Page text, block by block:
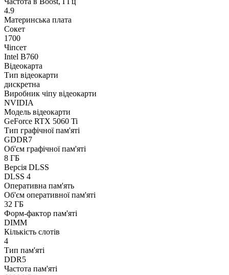
4.9
Материнська плата
Сокет
1700
Чіпсет
Intel B760
Відеокарта
Тип відеокарти
дискретна
Виробник чіпу відеокарти
NVIDIA
Модель відеокарти
GeForce RTX 5060 Ti
Тип графічної пам'яті
GDDR7
Об'єм графічної пам'яті
8 ГБ
Версія DLSS
DLSS 4
Оперативна пам'ять
Об'єм оперативної пам'яті
32 ГБ
Форм-фактор пам'яті
DIMM
Кількість слотів
4
Тип пам'яті
DDR5
Частота пам'яті